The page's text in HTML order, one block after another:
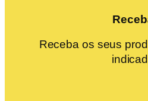
Receba os seus